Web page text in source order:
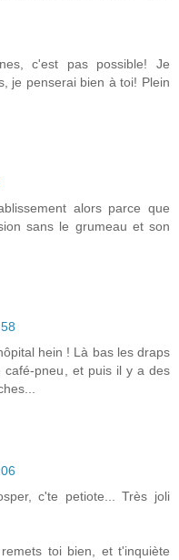
c'est pas possible! Je
je penserai bien à toi! Plein
alors parce que
sans le grumeau et son
hein ! Là bas les draps
pneu, et puis il y a des
c'te petiote... Très joli
toi bien, et t'inquiète